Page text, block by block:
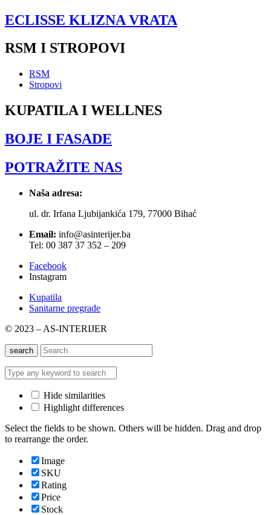
ECLISSE KLIZNA VRATA
RSM I STROPOVI
RSM
Stropovi
KUPATILA I WELLNES
BOJE I FASADE
POTRAŽITE NAS
Naša adresa:
ul. dr. Irfana Ljubijankića 179, 77000 Bihać
Email: info@asinterijer.ba
Tel: 00 387 37 352 – 209
Facebook
Instagram
Kupatila
Sanitarne pregrade
© 2023 – AS-INTERIJER
search
Hide similarities
Highlight differences
Select the fields to be shown. Others will be hidden. Drag and drop
to rearrange the order.
Image
SKU
Rating
Price
Stock